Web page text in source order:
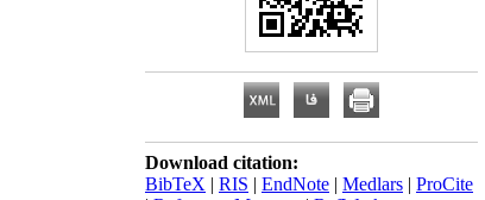
Download citation:
BibTeX | RIS | EndNote | Medlars | ProCite